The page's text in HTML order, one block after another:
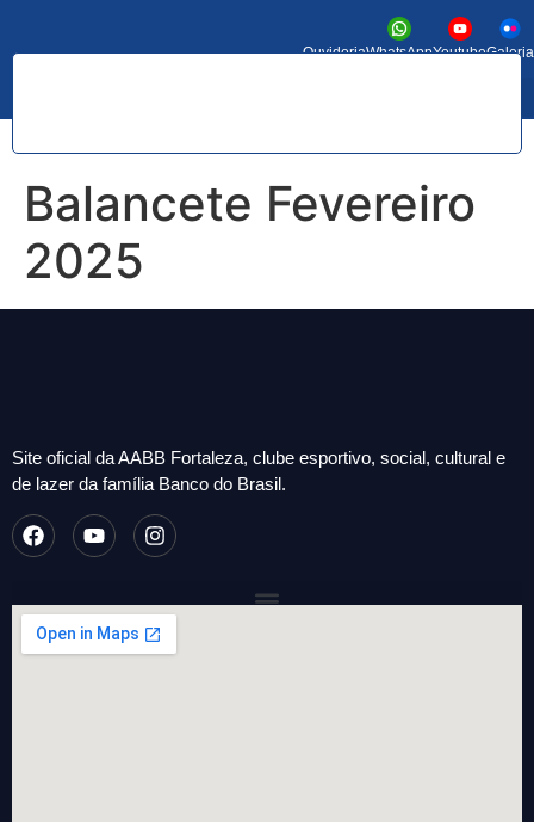
OuvidoriaWhatsAppYoutubeGaleria
Balancete Fevereiro
2025
Site oficial da AABB Fortaleza, clube esportivo, social, cultural e
de lazer da família Banco do Brasil.